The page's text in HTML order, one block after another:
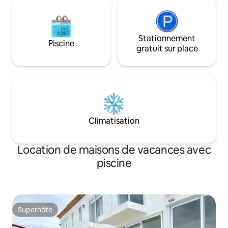
Piscine
Stationnement
gratuit sur place
Climatisation
Location de maisons de vacances avec
piscine
Superhôte
Superhôte